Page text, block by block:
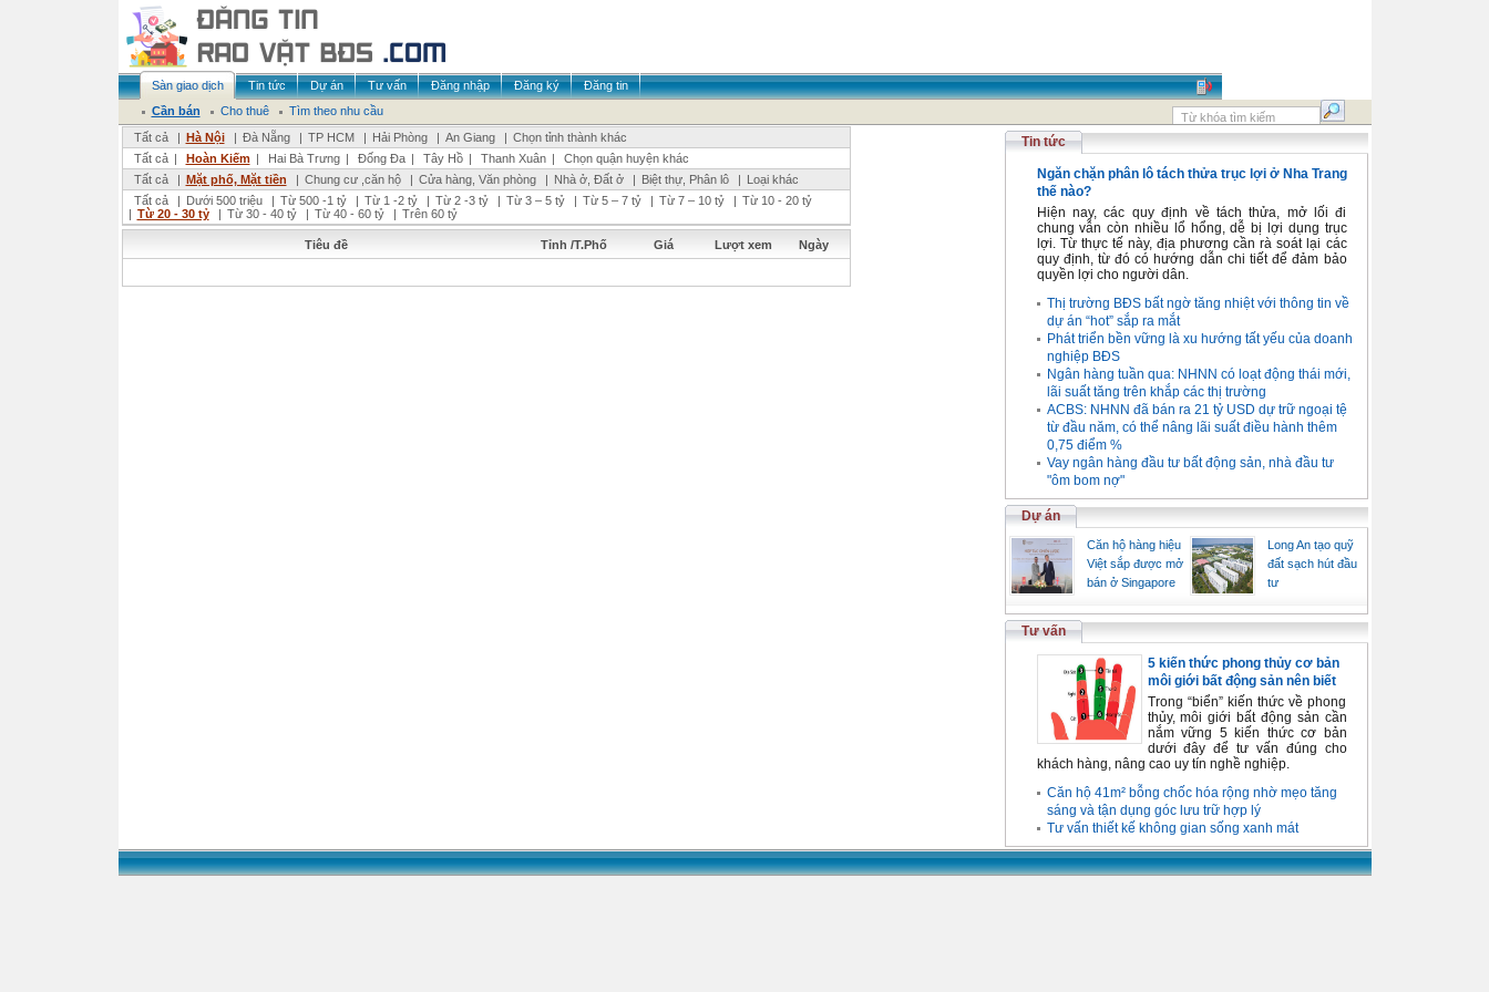
Sàn giao dịch Tin tức Dự án Tư vấn Đăng nhập Đăng ký
Đăng tin
Cần bán
Cho thuê
Tìm theo nhu cầu
Tất cả
| Hà Nội | Đà Nẵng | TP HCM | Hải Phòng | An Giang | Chọn tỉnh thành khác
Tất cả | Hoàn Kiếm | Hai Bà Trưng | Đống Đa | Tây Hồ | Thanh Xuân |
Chọn quận huyện khác
Tất cả
| Mặt phố, Mặt tiền | Chung cư ,căn hộ | Cửa hàng, Văn phòng | Nhà ở, Đất ở | Biệt thự, Phân lô | Loại khác
Tất cả
| Dưới 500 triệu | Từ 500 -1 tỷ | Từ 1 -2 tỷ | Từ 2 -3 tỷ | Từ 3 – 5 tỷ | Từ 5 – 7 tỷ | Từ 7 – 10 tỷ | Từ 10 - 20 tỷ
| Từ 20 - 30 tỷ | Từ 30 - 40 tỷ | Từ 40 - 60 tỷ | Trên 60 tỷ
Tiêu đề Tỉnh /T.Phố Giá Lượt xem Ngày
Tin tức
Ngăn chặn phân lô tách thửa trục lợi ở Nha Trang
thế nào?
Hiện nay, các quy định về tách thửa, mở lối đi
chung vẫn còn nhiều lổ hổng, dễ bị lợi dụng trục
lợi. Từ thực tế này, địa phương cần rà soát lại các
quy định, từ đó có hướng dẫn chi tiết để đảm bảo
quyền lợi cho người dân.
Thị trường BĐS bất ngờ tăng nhiệt với thông tin về
dự án “hot” sắp ra mắt
Phát triển bền vững là xu hướng tất yếu của doanh
nghiệp BĐS
Ngân hàng tuần qua: NHNN có loạt động thái mới,
lãi suất tăng trên khắp các thị trường
ACBS: NHNN đã bán ra 21 tỷ USD dự trữ ngoại tệ
từ đầu năm, có thể nâng lãi suất điều hành thêm
0,75 điểm %
Vay ngân hàng đầu tư bất động sản, nhà đầu tư
"ôm bom nợ"
Dự án
Căn hộ hàng hiệu
Việt sắp được mở
bán ở Singapore
Long An tạo quỹ
đất sạch hút đầu
tư
Tư vấn
5 kiến thức phong thủy cơ bản
môi giới bất động sản nên biết
Trong “biển” kiến thức về phong
thủy, môi giới bất động sản cần
nắm vững 5 kiến thức cơ bản
dưới đây để tư vấn đúng cho
khách hàng, nâng cao uy tín nghề nghiệp.
Căn hộ 41m² bỗng chốc hóa rộng nhờ mẹo tăng
sáng và tận dụng góc lưu trữ hợp lý
Tư vấn thiết kế không gian sống xanh mát